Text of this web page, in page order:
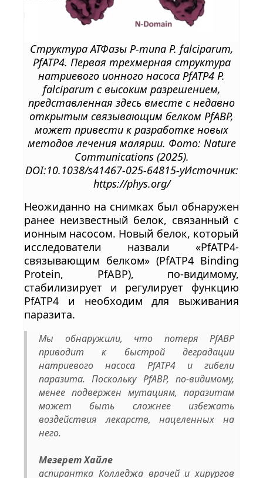
Структура АТФазы P-типа P. falciparum,
PfATP4. Первая трехмерная структура
натриевого ионного насоса PfATP4 P.
falciparum с высоким разрешением,
представленная здесь вместе с недавно
открытым связывающим белком PfABP,
может привести к разработке новых
методов лечения малярии. Фото: Nature
Communications (2025).
DOI:10.1038/s41467-025-64815-yИсточник:
https://phys.org/
Неожиданно на снимках был обнаружен
ранее неизвестный белок, связанный с
ионным насосом. Новый белок, который
исследователи назвали «PfATP4-
связывающим белком» (PfATP4 Binding
Protein, PfABP), по-видимому,
стабилизирует и регулирует функцию
PfATP4 и необходим для выживания
паразита.
Мы обнаружили, что потеря PfABP
приводит к быстрой деградации
натриевого насоса PfATP4 и гибели
паразита. Поскольку PfABP, по-видимому,
менее подвержен мутациям, паразитам
может быть сложнее избежать
воздействия лекарств, нацеленных на
него.
Мезерет Хайле
аспирантка Колледжа врачей и хирургов